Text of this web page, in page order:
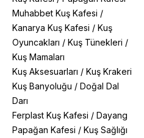
Muhabbet Kuş Kafesi /
Kanarya Kuş Kafesi / Kuş
Oyuncakları / Kuş Tünekleri /
Kuş Mamaları
Kuş Aksesuarları / Kuş Krakeri
Kuş Banyoluğu / Doğal Dal
Darı
Ferplast Kuş Kafesi / Dayang
Papağan Kafesi / Kuş Sağlığı